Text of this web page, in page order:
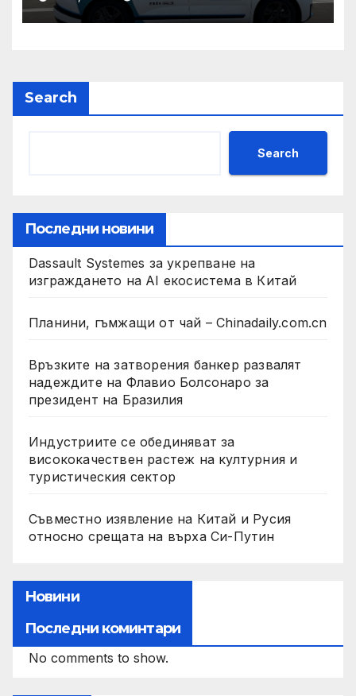
нужда от нашата подкрепа
и ние ще им я осигурим
Search
Search
Последни новини
Dassault Systemes за укрепване на
изграждането на AI екосистема в Китай
Планини, гъмжащи от чай – Chinadaily.com.cn
Връзките на затворения банкер развалят
надеждите на Флавио Болсонаро за
президент на Бразилия
Индустриите се обединяват за
висококачествен растеж на културния и
туристическия сектор
Съвместно изявление на Китай и Русия
относно срещата на върха Си-Путин
Новини
Последни коминтари
No comments to show.